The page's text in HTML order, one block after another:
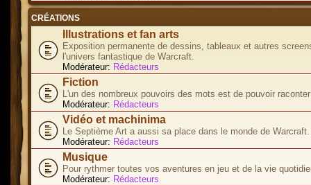
CRÉATIONS
Illustrations et fan arts
Exposition permanente de dessins, tableaux et autres
l'univers fantastique de Warcraft.
Modérateur: Rédacteurs
Fiction
L'un des nombreux pouvoirs des mots est de pouvoir
Modérateur: Rédacteurs
Vidéo et machinima
Le Septième Art a aussi sa place dans le monde de Warcraft.
Modérateur: Rédacteurs
Musique
Pour rythmer toutes vos aventures en jeu et de la vie
Modérateur: Rédacteurs